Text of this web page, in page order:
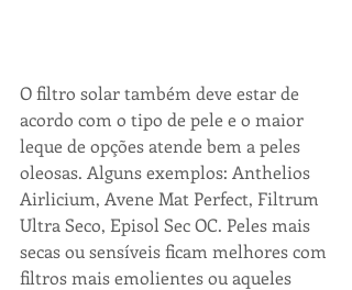
O filtro solar também deve estar de
acordo com o tipo de pele e o maior
leque de opções atende bem a peles
oleosas. Alguns exemplos: Anthelios
Airlicium, Avene Mat Perfect, Filtrum
Ultra Seco, Episol Sec OC. Peles mais
secas ou sensíveis ficam melhores com
filtros mais emolientes ou aqueles